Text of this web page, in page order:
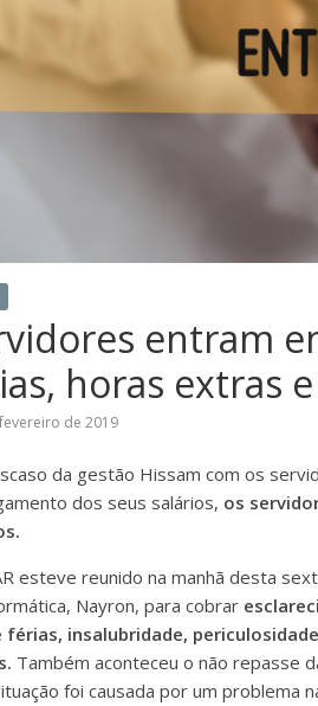
entram
horas extras
de 2019
da gestão Hissam com os
dos seus salários, os
esteve reunido na manhã desta
Nayron, para cobrar
férias, insalubridade,
Também aconteceu o não repasse
foi causada por um problema